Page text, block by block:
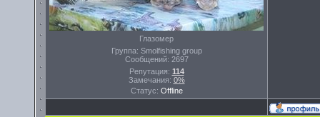
Глазомер
Группа: Smolfishing group
Сообщений: 2697
Репутация: 114
Замечания: 0%
Статус: Offline